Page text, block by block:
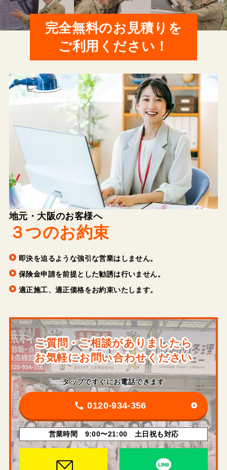
完全無料のお見積りを
ご利用ください！
地元・大阪のお客様へ
３つのお約束
即決を迫るような強引な営業はしません。
保険金申請を前提とした勧誘は行いません。
適正施工、適正価格をお約束いたします。
ご質問・ご相談がありましたら
お気軽にお問い合わせください
タップですぐにお電話できます
0120-934-356
営業時間 9:00〜21:00 土日祝も対応